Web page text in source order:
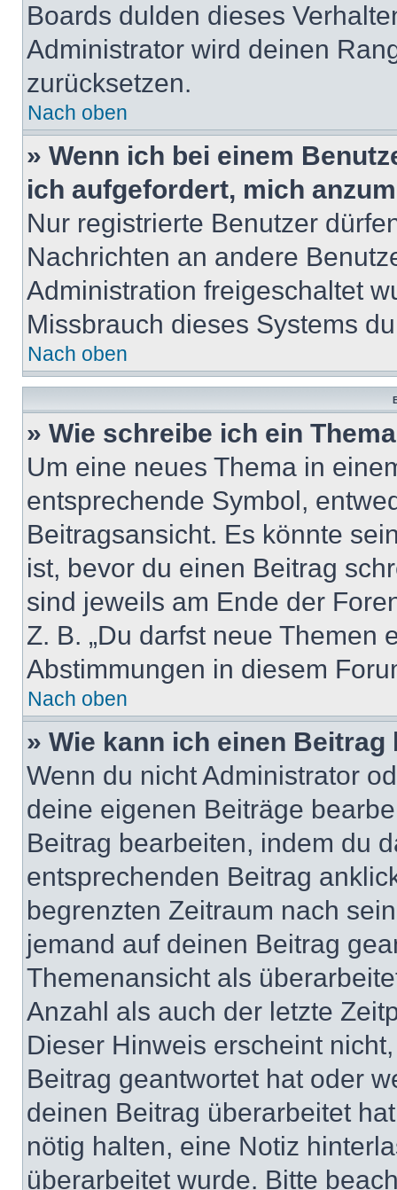
Boards dulden dieses
Administrator wird deinen
zurücksetzen.
Nach oben
» Wenn ich bei einem
ich aufgefordert, mich
Nur registrierte Benutzer
Nachrichten an andere
Administration freigeschaltet
Missbrauch dieses Systems
Nach oben
» Wie schreibe ich ein
Um eine neues Thema in
entsprechende Symbol,
Beitragsansicht. Es könnte
ist, bevor du einen Beitrag
sind jeweils am Ende der
Z. B. „Du darfst neue Themen
Abstimmungen in diesem
Nach oben
» Wie kann ich einen
Wenn du nicht Administrator
deine eigenen Beiträge
Beitrag bearbeiten, indem du
entsprechenden Beitrag
begrenzten Zeitraum nach
jemand auf deinen Beitrag
Themenansicht als
Anzahl als auch der letzte
Dieser Hinweis erscheint
Beitrag geantwortet hat oder
deinen Beitrag überarbeitet
nötig halten, eine Notiz
überarbeitet wurde. Bitte